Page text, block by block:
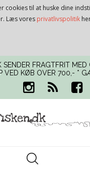
cookies til at huske dine
Læs vores privatlivspolitik
SENDER FRAGTFRIT
VED KØB OVER 700,- *